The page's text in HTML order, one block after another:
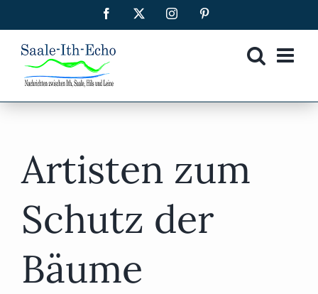
Inhalt
springen
Facebook Instagram
Artisten zum
Schutz der
Bäume